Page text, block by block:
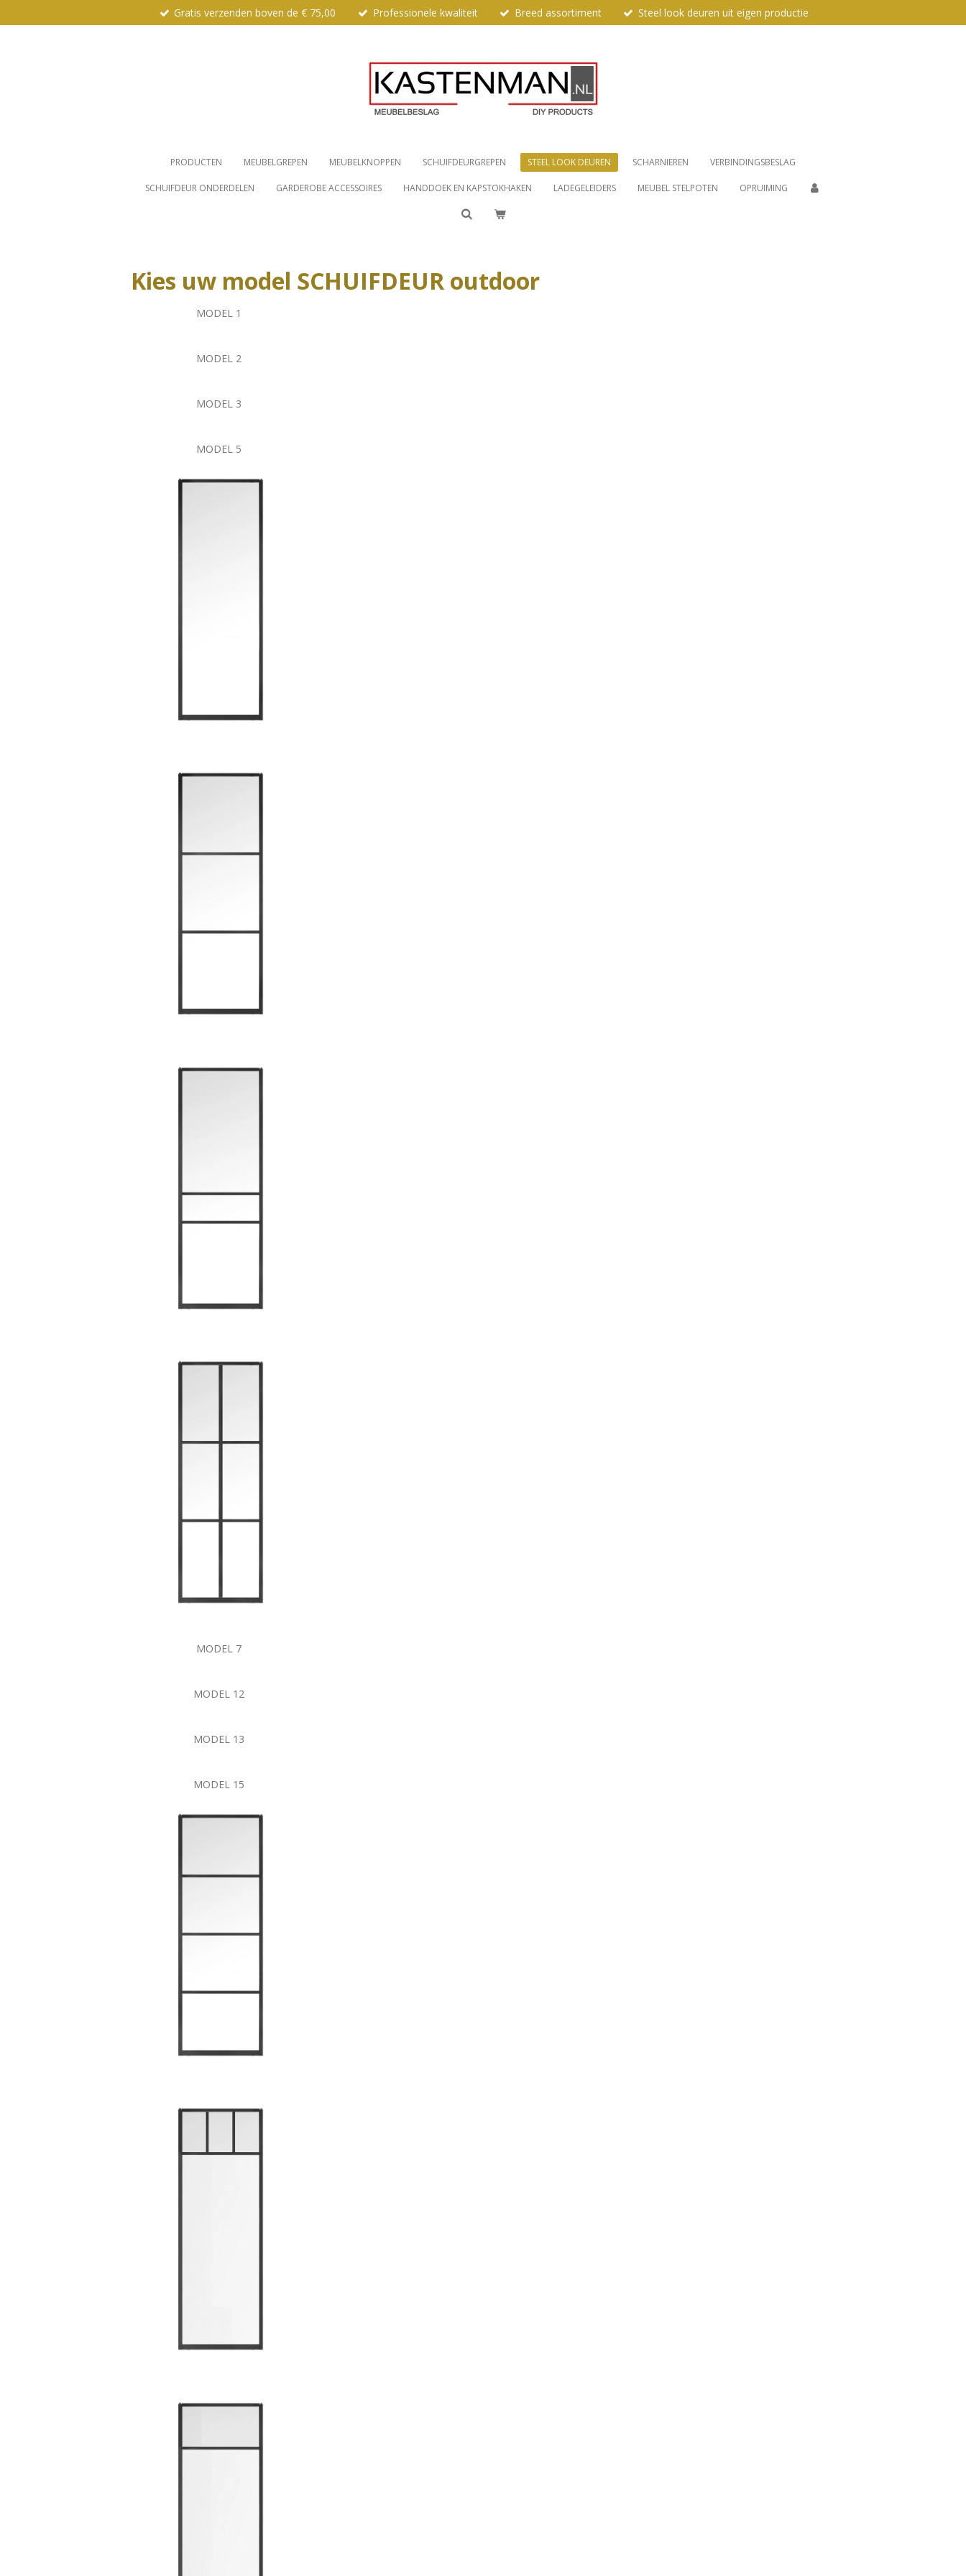
direct
Gratis verzenden boven de € 75,00 Professionele kwaliteit Breed assortiment Steel look deuren uit eigen productie
PRODUCTEN MEUBELGREPEN MEUBELKNOPPEN SCHUIFDEURGREPEN STEEL LOOK DEUREN SCHARNIEREN VERBINDINGSBESLAG
SCHUIFDEUR ONDERDELEN GARDEROBE ACCESSOIRES HANDDOEK EN KAPSTOKHAKEN LADEGELEIDERS MEUBEL STELPOTEN OPRUIMING
Kies uw model SCHUIFDEUR outdoor
MODEL 1
MODEL 2
MODEL 3
MODEL 5
MODEL 7
MODEL 12
MODEL 13
MODEL 15